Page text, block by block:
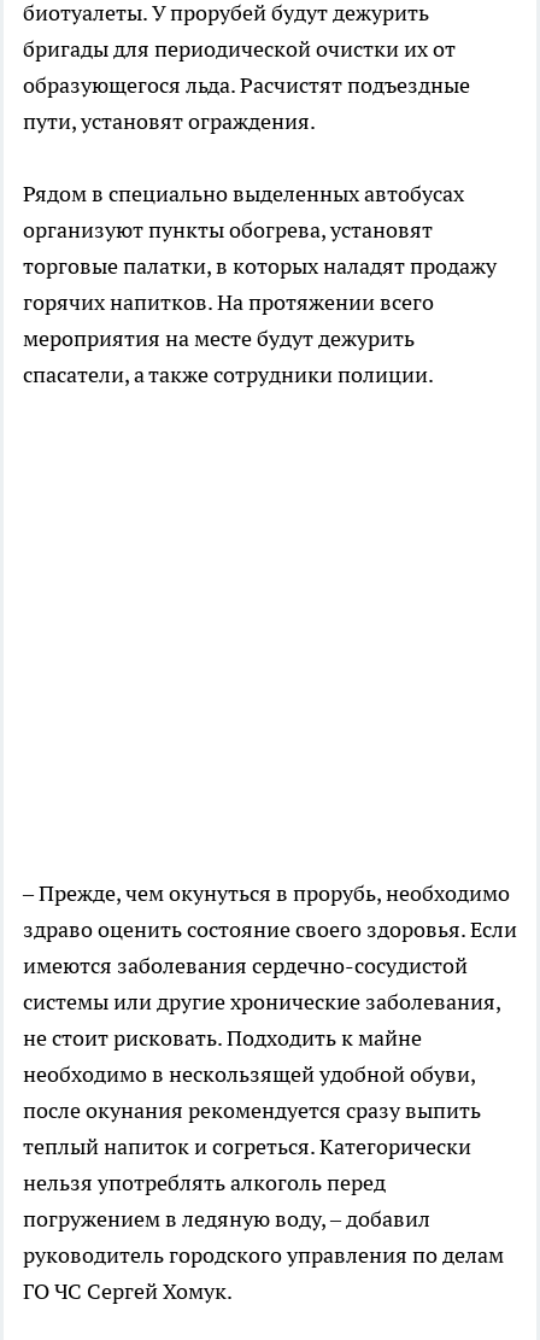
биотуалеты. У прорубей будут дежурить
бригады для периодической очистки их от
образующегося льда. Расчистят подъездные
пути, установят ограждения.
Рядом в специально выделенных автобусах
организуют пункты обогрева, установят
торговые палатки, в которых наладят продажу
горячих напитков. На протяжении всего
мероприятия на месте будут дежурить
спасатели, а также сотрудники полиции.
– Прежде, чем окунуться в прорубь, необходимо
здраво оценить состояние своего здоровья. Если
имеются заболевания сердечно-сосудистой
системы или другие хронические заболевания,
не стоит рисковать. Подходить к майне
необходимо в нескользящей удобной обуви,
после окунания рекомендуется сразу выпить
теплый напиток и согреться. Категорически
нельзя употреблять алкоголь перед
погружением в ледяную воду, – добавил
руководитель городского управления по делам
ГО ЧС Сергей Хомук.